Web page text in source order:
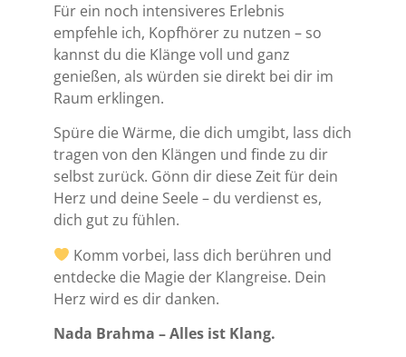
Für ein noch intensiveres Erlebnis
empfehle ich, Kopfhörer zu nutzen – so
kannst du die Klänge voll und ganz
genießen, als würden sie direkt bei dir im
Raum erklingen.
Spüre die Wärme, die dich umgibt, lass dich
tragen von den Klängen und finde zu dir
selbst zurück. Gönn dir diese Zeit für dein
Herz und deine Seele – du verdienst es,
dich gut zu fühlen.
Komm vorbei, lass dich berühren und
entdecke die Magie der Klangreise. Dein
Herz wird es dir danken.
Nada Brahma – Alles ist Klang.